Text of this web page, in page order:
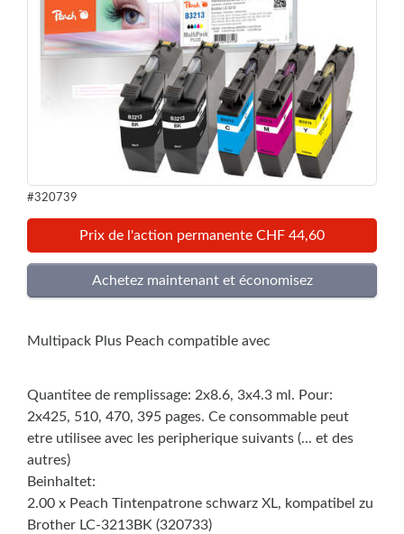
#320739
Prix de l'action permanente CHF 44,60
Multipack Plus Peach compatible avec
Quantitee de remplissage: 2x8.6, 3x4.3 ml. Pour:
2x425, 510, 470, 395 pages. Ce consommable peut
etre utilisee avec les peripherique suivants (... et des
autres)
Beinhaltet:
2.00 x Peach Tintenpatrone schwarz XL, kompatibel zu
Brother LC-3213BK (320733)